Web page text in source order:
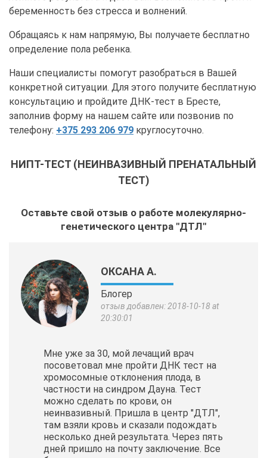
беременность без стресса и волнений.
Обращаясь к нам напрямую, Вы получаете бесплатно
определение пола ребенка.
Наши специалисты помогут разобраться в Вашей
конкретной ситуации. Для этого получите бесплатную
консультацию и пройдите ДНК-тест в Бресте,
заполнив форму на нашем сайте или позвонив по
телефону: +375 293 206 979 круглосуточно.
НИПТ-ТЕСТ (НЕИНВАЗИВНЫЙ ПРЕНАТАЛЬНЫЙ
ТЕСТ)
Оставьте свой отзыв о работе молекулярно-
генетического центра "ДТЛ"
ОКСАНА А.
Блогер
отзыв добавлен: 2018-10-18 at
20:30:01
Мне уже за 30, мой лечащий врач
посоветовал мне пройти ДНК тест на
хромосомные отклонения плода, в
частности на синдром Дауна. Тест
можно сделать по крови, он
неинвазивный. Пришла в центр "ДТЛ",
там взяли кровь и сказали подождать
несколько дней результата. Через пять
дней пришло на почту заключение. Все